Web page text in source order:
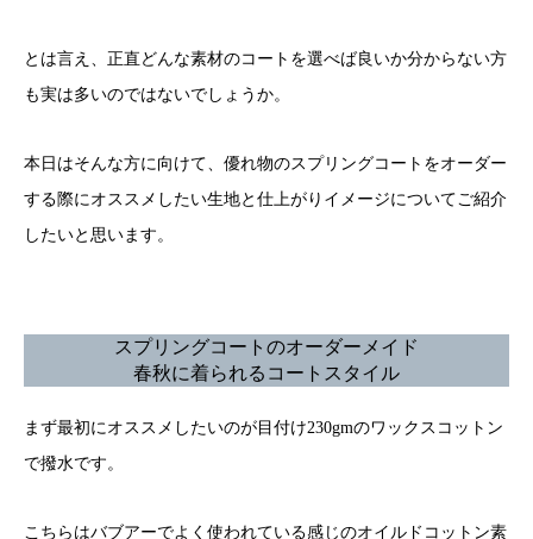
とは言え、正直どんな素材のコートを選べば良いか分からない方
も実は多いのではないでしょうか。
本日はそんな方に向けて、優れ物のスプリングコートをオーダー
する際にオススメしたい生地と仕上がりイメージについてご紹介
したいと思います。
スプリングコートのオーダーメイド
春秋に着られるコートスタイル
まず最初にオススメしたいのが目付け230gmのワックスコットン
で撥水です。
こちらはバブアーでよく使われている感じのオイルドコットン素